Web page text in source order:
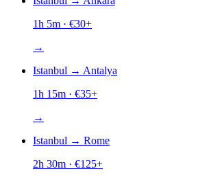
1h 5m · €30+
→
Istanbul → Antalya
1h 15m · €35+
→
Istanbul → Rome
2h 30m · €125+